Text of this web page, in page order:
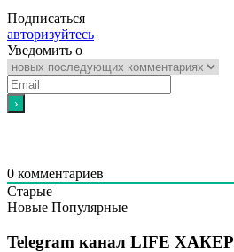
Подписаться
авторизуйтесь
Уведомить о
0 комментариев
Старые
Новые Популярные
Telegram канал LIFE ХАКЕР